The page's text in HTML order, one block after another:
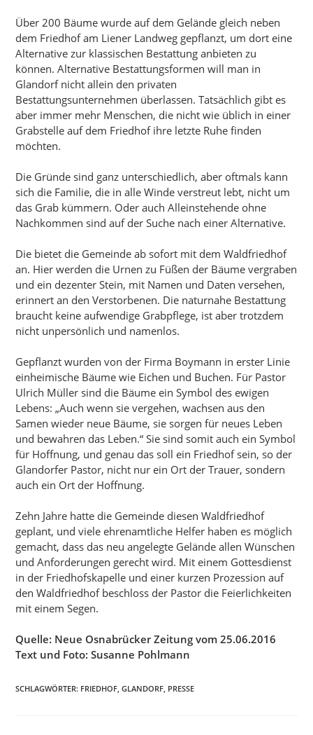
Über 200 Bäume wurde auf dem Gelände gleich neben
dem Friedhof am Liener Landweg gepflanzt, um dort eine
Alternative zur klassischen Bestattung anbieten zu
können. Alternative Bestattungsformen will man in
Glandorf nicht allein den privaten
Bestattungsunternehmen überlassen. Tatsächlich gibt es
aber immer mehr Menschen, die nicht wie üblich in einer
Grabstelle auf dem Friedhof ihre letzte Ruhe finden
möchten.
Die Gründe sind ganz unterschiedlich, aber oftmals kann
sich die Familie, die in alle Winde verstreut lebt, nicht um
das Grab kümmern. Oder auch Alleinstehende ohne
Nachkommen sind auf der Suche nach einer Alternative.
Die bietet die Gemeinde ab sofort mit dem Waldfriedhof
an. Hier werden die Urnen zu Füßen der Bäume vergraben
und ein dezenter Stein, mit Namen und Daten versehen,
erinnert an den Verstorbenen. Die naturnahe Bestattung
braucht keine aufwendige Grabpflege, ist aber trotzdem
nicht unpersönlich und namenlos.
Gepflanzt wurden von der Firma Boymann in erster Linie
einheimische Bäume wie Eichen und Buchen. Für Pastor
Ulrich Müller sind die Bäume ein Symbol des ewigen
Lebens: „Auch wenn sie vergehen, wachsen aus den
Samen wieder neue Bäume, sie sorgen für neues Leben
und bewahren das Leben.“ Sie sind somit auch ein Symbol
für Hoffnung, und genau das soll ein Friedhof sein, so der
Glandorfer Pastor, nicht nur ein Ort der Trauer, sondern
auch ein Ort der Hoffnung.
Zehn Jahre hatte die Gemeinde diesen Waldfriedhof
geplant, und viele ehrenamtliche Helfer haben es möglich
gemacht, dass das neu angelegte Gelände allen Wünschen
und Anforderungen gerecht wird. Mit einem Gottesdienst
in der Friedhofskapelle und einer kurzen Prozession auf
den Waldfriedhof beschloss der Pastor die Feierlichkeiten
mit einem Segen.
Quelle: Neue Osnabrücker Zeitung vom 25.06.2016
Text und Foto: Susanne Pohlmann
SCHLAGWÖRTER: FRIEDHOF GLANDORF PRESSE